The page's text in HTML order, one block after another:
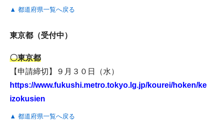
▲ 都道府県一覧へ戻る
東京都（受付中）
〇東京都
【申請締切】９月３０日（水）
https://www.fukushi.metro.tokyo.lg.jp/kourei/hoken/ke
izokusien
▲ 都道府県一覧へ戻る